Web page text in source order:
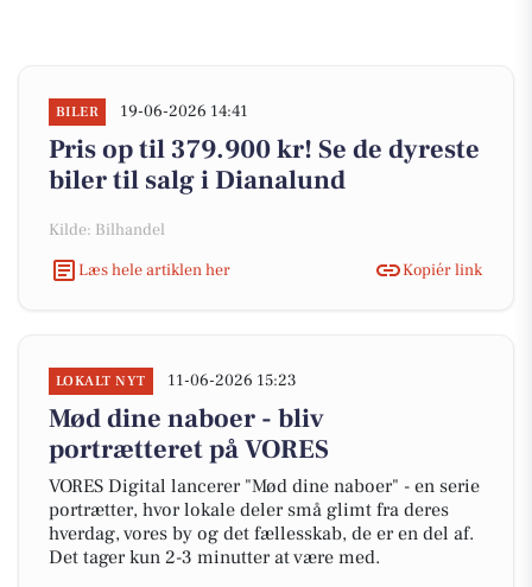
BILER 19-06-2026 14:41
Pris op til 379.900 kr! Se de dyreste
biler til salg i Dianalund
Kilde: Bilhandel
Læs hele artiklen her
Kopiér link
LOKALT NYT 11-06-2026 15:23
Mød dine naboer - bliv
portrætteret på VORES
VORES Digital lancerer "Mød dine naboer" - en serie
portrætter, hvor lokale deler små glimt fra deres
hverdag, vores by og det fællesskab, de er en del af.
Det tager kun 2-3 minutter at være med.